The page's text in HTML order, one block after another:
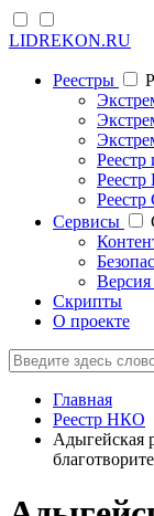
LIDREKON.RU
Реестры
Реестр
Cервисы
Версия
Скрипты
О проекте
Главная
Реестр НКО
Адыгейская